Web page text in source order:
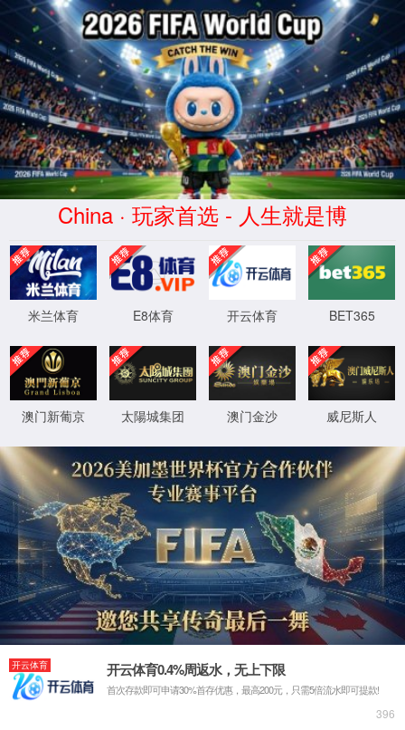
全部
产品管理
新闻资讯
language
中文
English
网站首页
关于我们
关于我们
企业简介
发展历程
资质荣誉